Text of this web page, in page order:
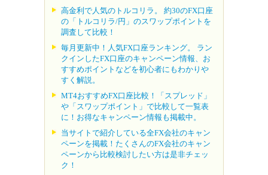
高金利で人気のトルコリラ。 約30のFX口座
の「トルコリラ/円」のスワップポイントを
調査して比較！
毎月更新中！人気FX口座ランキング。 ラン
クインしたFX口座のキャンペーン情報、お
すすめポイントなどを初心者にもわかりや
すく解説。
MT4おすすめFX口座比較！「スプレッド」
や「スワップポイント」で比較して一覧表
に！お得なキャンペーン情報も掲載中。
当サイトで紹介している全FX会社のキャン
ペーンを掲載！たくさんのFX会社のキャン
ペーンから比較検討したい方は是非チェッ
ク！